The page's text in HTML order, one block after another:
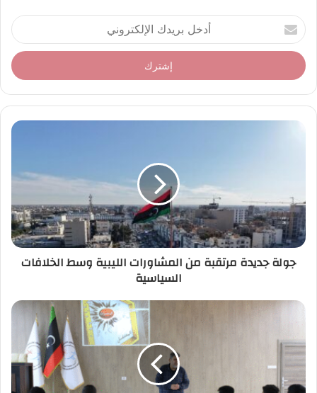
أ
د
خ
ل
ر
ل
ك
ت
ر
جولة جديدة مرتقبة من المشاورات الليبية وسط الخلافات
السياسية